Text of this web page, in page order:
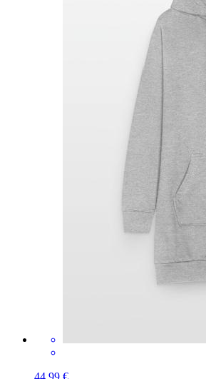
44,99 €